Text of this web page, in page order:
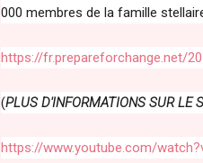
000 membres de la famille
https://fr.prepareforchange.net/
(PLUS D'INFORMATIONS SUR LE
https://www.youtube.com/